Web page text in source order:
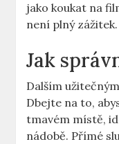
jako koukat na
není plný zážitek.
Jak
Dalším
Dbejte na to,
tmavém místě,
nádobě. Přímé